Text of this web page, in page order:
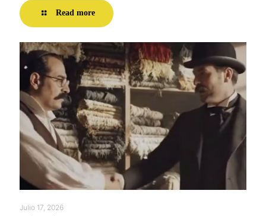
Read more
Julio 17, 2026